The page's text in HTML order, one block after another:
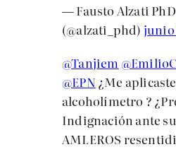
— Fausto Alzati PhD
(@alzati_phd) junio
@Tanjiem
@EPN ¿Me
alcoholímetro ?
Indignación ante
AMLEROS